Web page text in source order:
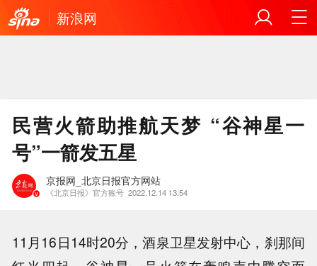
新浪网
民营火箭助推航天梦 “谷神星一
号”一箭发五星
京报网_北京日报官方网站
《北京日报》官方账号 2022.12.14 13:54
11月16日14时20分，酒泉卫星发射中心，刹那间